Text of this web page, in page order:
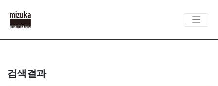
검색결과